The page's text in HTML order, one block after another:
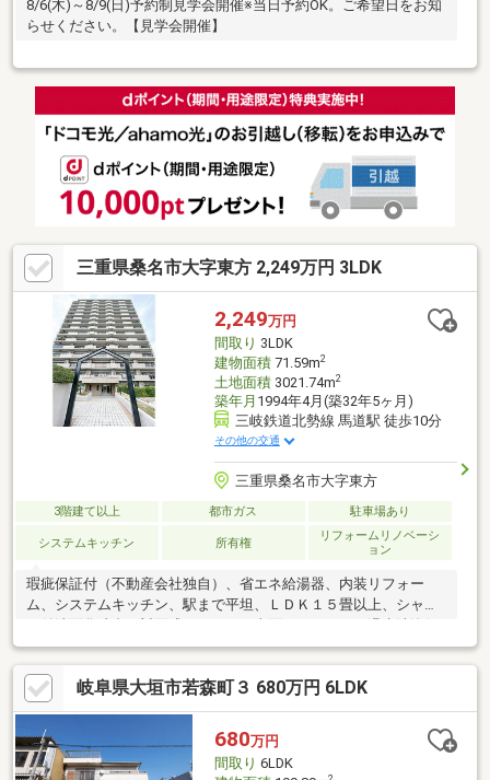
8/6(木)～8/9(日)予約制見学会開催※当日予約OK。ご希望日をお知
らせください。【見学会開催】
三重県桑名市大字東方 2,249万円 3LDK
2,249万円
間取り 3LDK
建物面積71.59m2
土地面積3021.74m2
築年月 1994年4月(築32年5ヶ月)
三岐鉄道北勢線 馬道駅 徒歩10分
その他の交通
三重県桑名市大字東方
3階建て以上 都市ガス 駐車場あり
システムキッチン 所有権
リフォームリノベーシ
ョン
瑕疵保証付（不動産会社独自）、省エネ給湯器、内装リフォー
ム、システムキッチン、駅まで平坦、ＬＤＫ１５畳以上、シャワ
座、ＴＶモニタ付インターホン、都市ガス
岐阜県大垣市若森町３ 680万円 6LDK
680万円
間取り 6LDK